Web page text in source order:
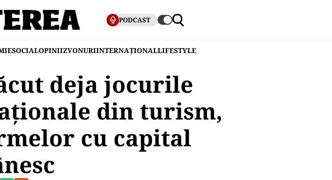
PODCAST
SOCIALOPINIIZVONURIINTERNAȚIONALLIFESTYLE
deja jocurile
din turism,
cu capital